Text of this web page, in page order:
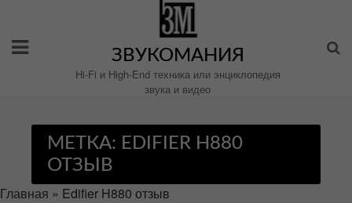
содержимому
ЗВУКОМАНИЯ
Hi-Fi и High-End техника или энциклопедия
звука и видео
МЕТКА: EDIFIER H880
ОТЗЫВ
Главная » Edifier H880 отзыв